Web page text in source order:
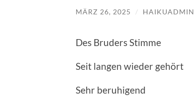
MÄRZ 26, 2025 / HAIKUADMIN
Des Bruders Stimme
Seit langen wieder gehört
Sehr beruhigend